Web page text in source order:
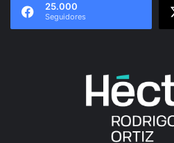
25.000
Seguidores